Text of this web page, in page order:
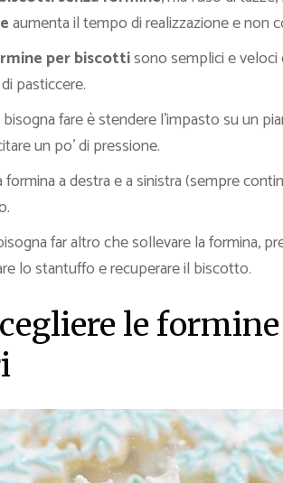
aumenta il tempo di realizzazione e non
per biscottisono semplici e veloci
pasticcere.
fare è stendere l’impasto su un
un po’ di pressione.
a destra e a sinistra (sempre
far altro che sollevare la formina,
lo stantuffo e recuperare il biscotto.
le